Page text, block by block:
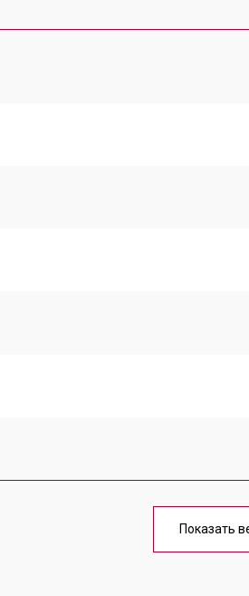
Показать